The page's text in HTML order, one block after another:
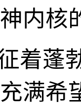
内核
着蓬
满希